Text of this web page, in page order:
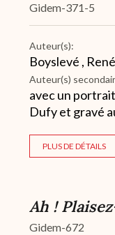
Gidem-371-5
Auteur(s):
Boyslevé , René
Auteur(s)
avec un
Dufy et gravé
PLUS DE DÉTAILS
Ah !
Gidem-672